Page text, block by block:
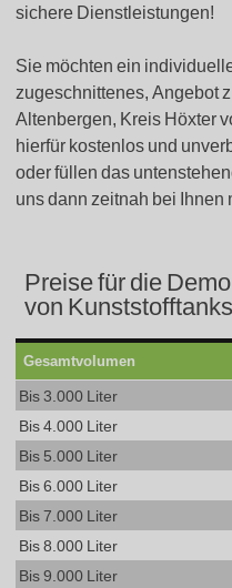
sichere Dienstleistungen!
Sie möchten ein
zugeschnittenes, Angebot
Altenbergen, Kreis Höxter
hierfür kostenlos und
oder füllen das
uns dann zeitnah bei Ihnen
Preise für die
von Kunststofftanks
Gesamtvolumen
Bis 3.000 Liter
Bis 4.000 Liter
Bis 5.000 Liter
Bis 6.000 Liter
Bis 7.000 Liter
Bis 8.000 Liter
Bis 9.000 Liter